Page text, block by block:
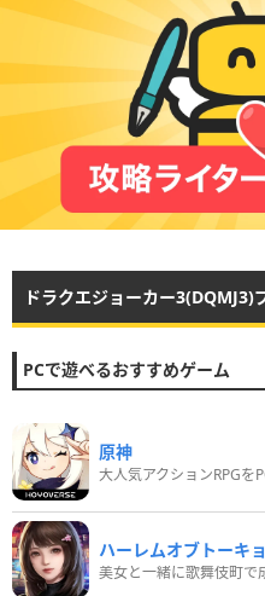
ドラクエジョーカー3(DQMJ3)
PCで遊べるおすすめゲーム
原神
大人気アクションRPGを
ハーレムオブトーキ
美女と一緒に歌舞伎町で